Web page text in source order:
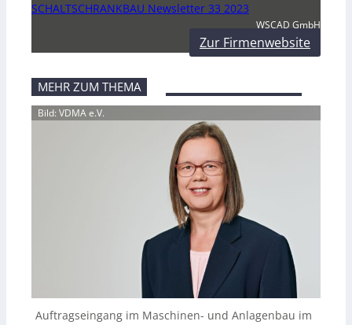
SCHALTSCHRANKBAU Newsletter 33 2023
WSCAD GmbH
Zur Firmenwebsite
MEHR ZUM THEMA
Bild: VDMA e.V.
Auftragseingang im Maschinen- und Anlagenbau im